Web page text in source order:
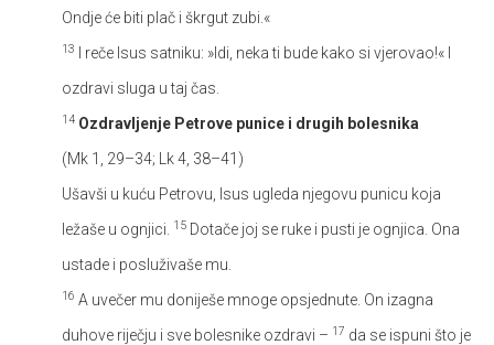
Ondje će biti plač i škrgut zubi.«
13
I reče Isus satniku: »Idi, neka ti bude kako si vjerovao!« I
ozdravi sluga u taj čas.
14 Ozdravljenje Petrove punice i drugih bolesnika
(Mk 1, 29–34; Lk 4, 38–41)
Ušavši u kuću Petrovu, Isus ugleda njegovu punicu koja
ležaše u ognjici.
15 Dotače joj se ruke i pusti je ognjica. Ona
ustade i posluživaše mu.
16 A uvečer mu doniješe mnoge opsjednute. On izagna
duhove riječju i sve bolesnike ozdravi – 17 da se ispuni što je